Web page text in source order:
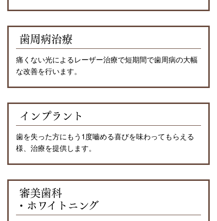
歯周病治療
痛くない光によるレーザー治療で短期間で歯周病の大幅
な改善を行います。
インプラント
歯を失った方にもう1度嚙める喜びを味わってもらえる
様、治療を提供します。
審美歯科
・ホワイトニング